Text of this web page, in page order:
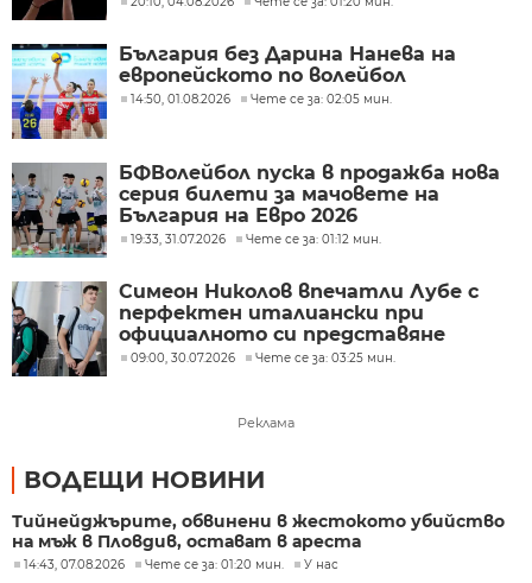
България без Дарина Нанева на
европейското по волейбол
14:50, 01.08.2026 Чете се за: 02:05 мин.
БФВолейбол пуска в продажба нова
серия билети за мачовете на
България на Евро 2026
19:33, 31.07.2026 Чете се за: 01:12 мин.
Симеон Николов впечатли Лубе с
перфектен италиански при
официалното си представяне
09:00, 30.07.2026 Чете се за: 03:25 мин.
Реклама
ВОДЕЩИ НОВИНИ
Тийнейджърите, обвинени в жестокото убийство
на мъж в Пловдив, остават в ареста
14:43, 07.08.2026 Чете се за: 01:20 мин. У нас